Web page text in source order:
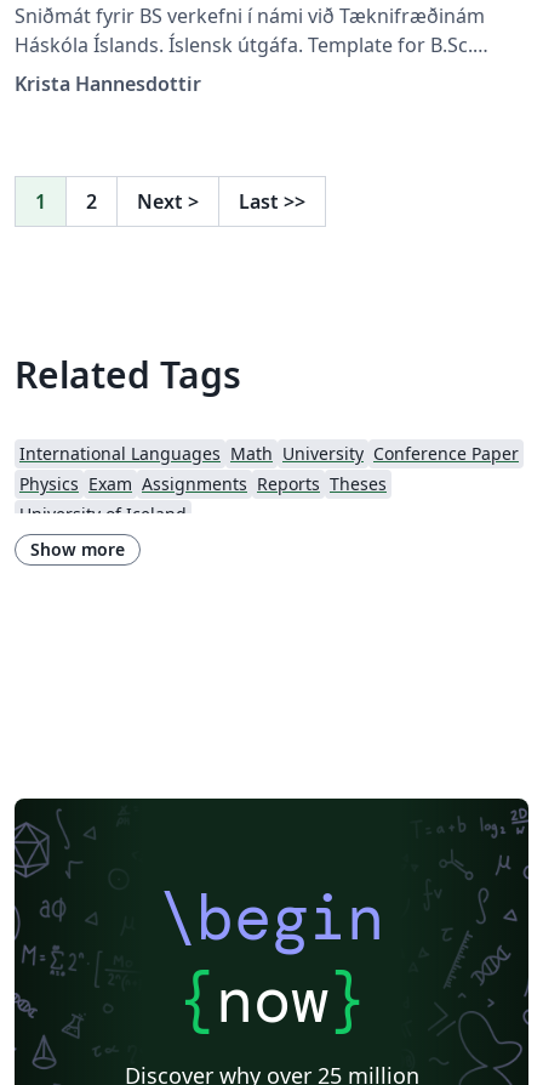
Sniðmát fyrir BS verkefni í námi við Tæknifræðinám
Háskóla Íslands. Íslensk útgáfa. Template for B.Sc.
thesis at the Engineering Technology studies, University
Krista Hannesdottir
1 2 Next > Last >>
Related Tags
International Languages Math University Conference Paper
Physics Exam Assignments Reports Theses
University of Iceland
Show more
\begin
{now}
Discover why over 25 million